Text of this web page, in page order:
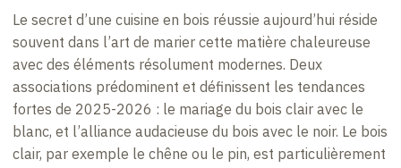
Le secret d’une cuisine en bois réussie aujourd’hui réside
souvent dans l’art de marier cette matière chaleureuse
avec des éléments résolument modernes. Deux
associations prédominent et définissent les tendances
fortes de 2025-2026 : le mariage du bois clair avec le
blanc, et l’alliance audacieuse du bois avec le noir. Le bois
clair, par exemple le chêne ou le pin, est particulièrement